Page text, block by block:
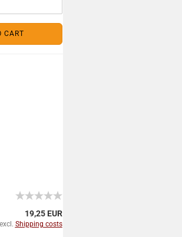
CART
19,25 EUR
Shipping costs